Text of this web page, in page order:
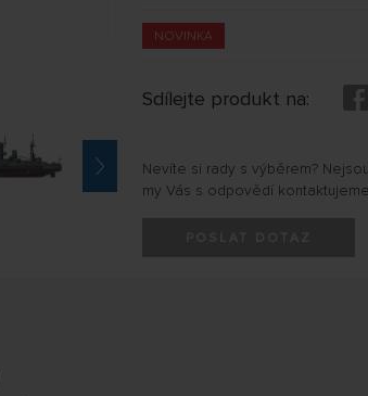
NOVINKA
Sdílejte produkt na:
Nevíte si rady s výběrem?
my Vás s odpovědí